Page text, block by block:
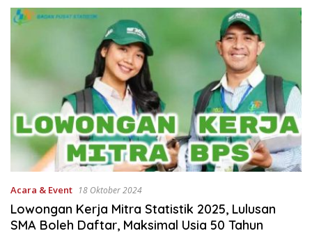
Acara & Event 18 Oktober 2024
Lowongan Kerja Mitra Statistik 2025, Lulusan
SMA Boleh Daftar, Maksimal Usia 50 Tahun